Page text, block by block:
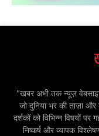
"खबर अभी तक न्यूज़
जो दुनिया भर की ताज़ा
दर्शकों को विभिन्न विषयों पर
निष्कर्ष और व्यापक